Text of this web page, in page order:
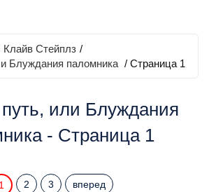
Стейплз /
Блуждания паломника / Страница 1
или Блуждания
- Страница 1
1 2 3 вперед